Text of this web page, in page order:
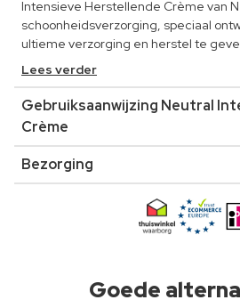
Intensieve Herstellende Crème van
schoonheidsverzorging, speciaal
ultieme verzorging en herstel te
Lees verder
Gebruiksaanwijzing Neutral
Crème
Bezorging
Goede